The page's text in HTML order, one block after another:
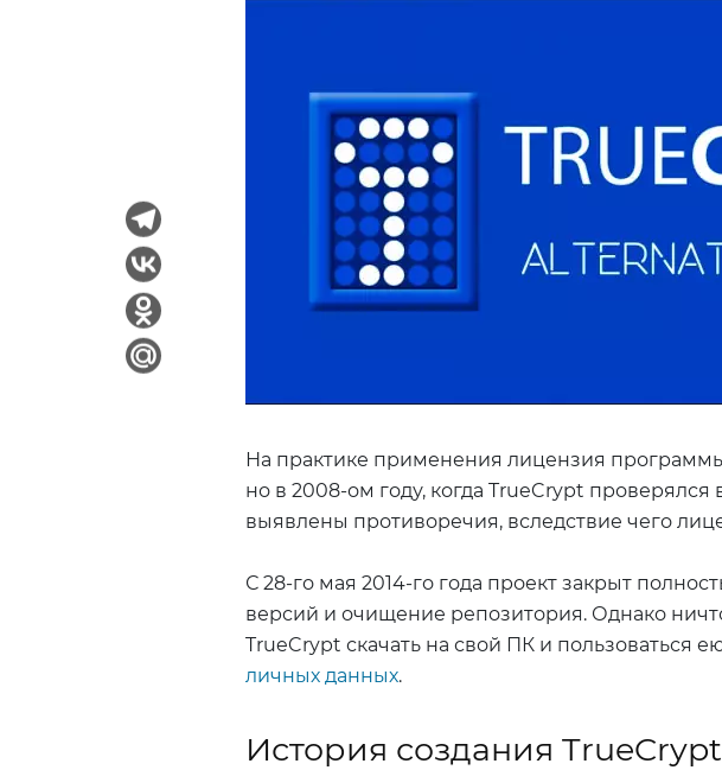
На практике применения лицензия
но в 2008-ом году, когда TrueCrypt проверялся
выявлены противоречия, вследствие чего
С 28-го мая 2014-го года проект закрыт
версий и очищение репозитория. Однако
TrueCrypt скачать на свой ПК и пользоваться
личных данных.
История создания TrueCrypt